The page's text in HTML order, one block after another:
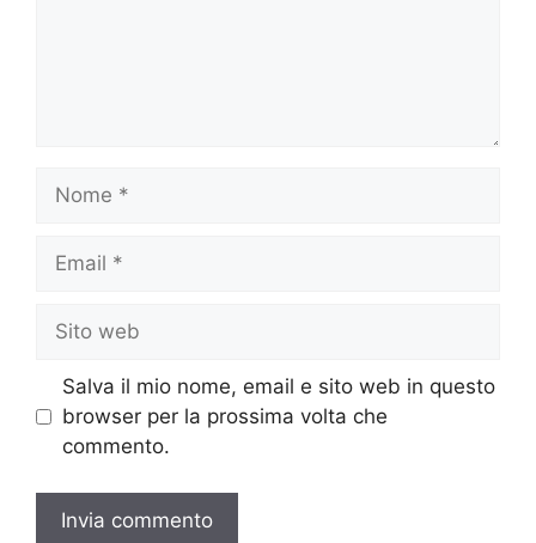
Nome
Email
Sito
web
Salva il mio nome, email e sito web in questo
browser per la prossima volta che
commento.